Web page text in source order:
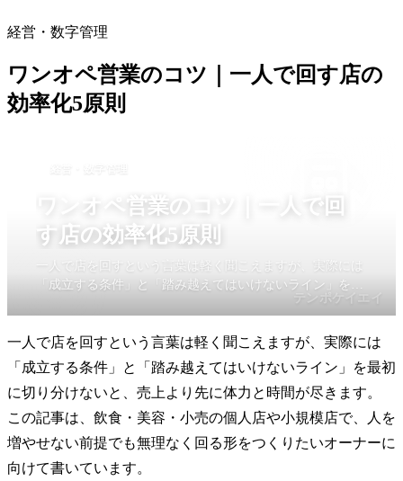
経営・数字管理
ワンオペ営業のコツ｜一人で回す店の
効率化5原則
ワンオペ営業のコツ｜一人で回
す店の効率化5原則
一人で店を回すという言葉は軽く聞こえますが、実際には
「成立する条件」と「踏み越えてはいけないライン」を最
初に切り分けないと、売上より先に体力と時間が尽きま
で、人を増やせない前提でも無理なく回る形をつくりたい
オーナーに向けて書いています。
テンポケイエイ
一人で店を回すという言葉は軽く聞こえますが、実際には
「成立する条件」と「踏み越えてはいけないライン」を最初
に切り分けないと、売上より先に体力と時間が尽きます。
この記事は、飲食・美容・小売の個人店や小規模店で、人を
増やせない前提でも無理なく回る形をつくりたいオーナーに
向けて書いています。